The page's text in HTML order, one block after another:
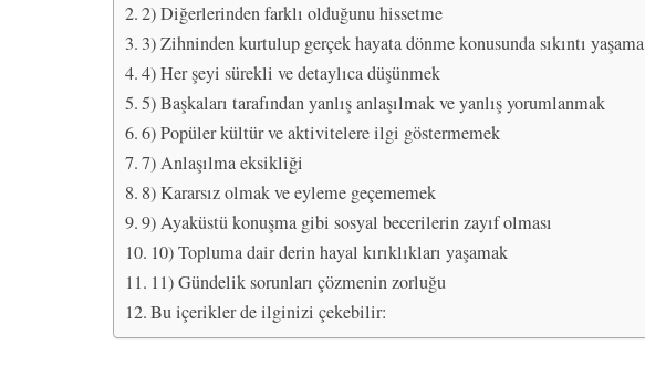
2) Diğerlerinden farklı olduğunu hissetme
3) Zihninden kurtulup gerçek hayata dönme konusunda sıkıntı yaşama
4) Her şeyi sürekli ve detaylıca düşünmek
5) Başkaları tarafından yanlış anlaşılmak ve yanlış yorumlanmak
6) Popüler kültür ve aktivitelere ilgi göstermemek
7) Anlaşılma eksikliği
8) Kararsız olmak ve eyleme geçememek
9) Ayaküstü konuşma gibi sosyal becerilerin zayıf olması
10) Topluma dair derin hayal kırıklıkları yaşamak
11) Gündelik sorunları çözmenin zorluğu
Bu içerikler de ilginizi çekebilir: